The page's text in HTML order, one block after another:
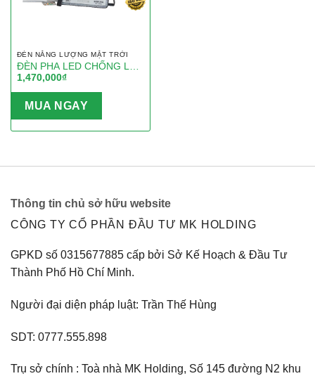
ĐÈN NĂNG LƯỢNG MẶT TRỜI
ĐÈN PHA LED CHỐNG LÓA
NĂNG LƯỢNG MẶT TRỜI
500W MK-99500L
1,470,000₫
MUA NGAY
Thông tin chủ sở hữu website
CÔNG TY CỔ PHẦN ĐẦU TƯ MK HOLDING
GPKD số 0315677885 cấp bởi Sở Kế Hoạch & Đầu Tư
Thành Phố Hồ Chí Minh.
Người đại diện pháp luật: Trần Thế Hùng
SDT: 0777.555.898
Trụ sở chính : Toà nhà MK Holding, Số 145 đường N2 khu